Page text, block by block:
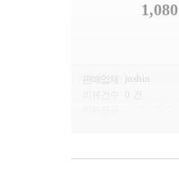
1,080
판매업체
joshin